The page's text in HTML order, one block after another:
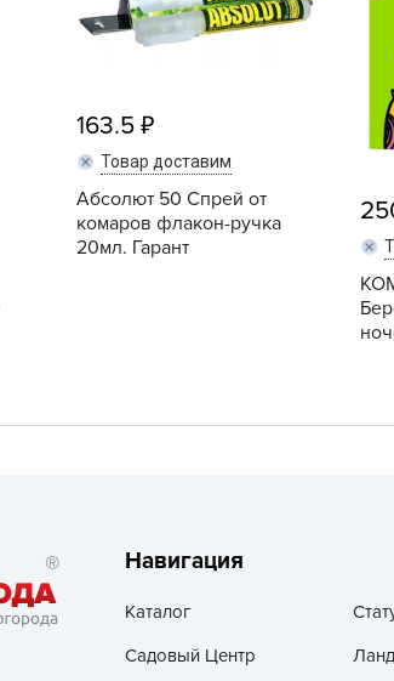
163.5
Товар доставим
Абсолют 50 Спрей от
комаров флакон-ручка
20мл. Гарант
Навигация
Каталог
Садовый Центр